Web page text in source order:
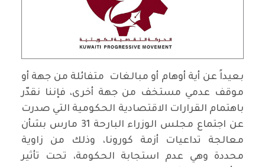
بعيداً عن أية أوهام أو مبالغات متفائلة من جهة أو
موقف عدمي مستخف من جهة أخرى، فإننا نقدّر
باهتمام القرارات الاقتصادية الحكومية التي صدرت
عن اجتماع مجلس الوزراء البارحة 31 مارس بشأن
معالجة تداعيات أزمة كورونا، وذلك من زاوية
محددة وهي عدم استجابة الحكومة، تحت تأثير